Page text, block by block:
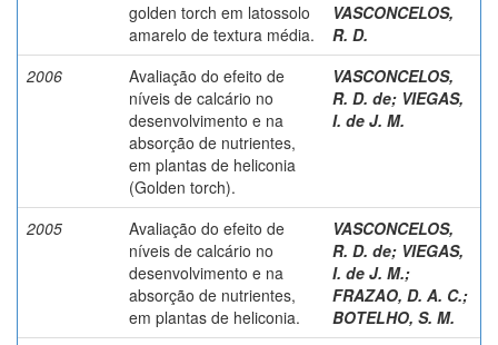
golden torch em latossolo
amarelo de textura média.
VASCONCELOS,
R. D.
2006
Avaliação do efeito de
níveis de calcário no
desenvolvimento e na
absorção de nutrientes,
em plantas de heliconia
(Golden torch).
VASCONCELOS,
R. D. de; VIEGAS,
I. de J. M.
2005
Avaliação do efeito de
níveis de calcário no
desenvolvimento e na
absorção de nutrientes,
em plantas de heliconia.
VASCONCELOS,
R. D. de; VIEGAS,
I. de J. M.;
FRAZAO, D. A. C.;
BOTELHO, S. M.